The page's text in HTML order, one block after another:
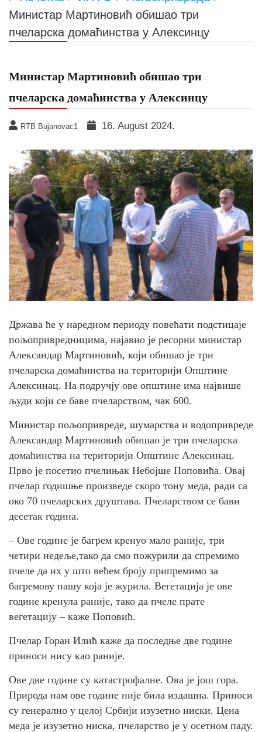
Министар Мартиновић обишао три
пчеларска домаћинства у Алексинцу
Министар Мартиновић обишао три
пчеларска домаћинства у Алексинцу
RTB Bujanovac1 16. August 2024.
Држава ће у наредном периоду повећати подстицаје
пољопривредницима, најавио је ресорни министар
Александар Мартиновић, који обишао је три
пчеларска домаћинства на територији Општине
Алексинац. На подручју ове општине има највише
људи који се баве пчеларством, чак 600.
Министар пољопривреде, шумарства и водопривреде
Александар Мартиновић обишао је три пчеларска
домаћинства на територији Општине Алексинац.
Прво је посетио пчелињак Небојше Поповића. Овај
пчелар годишње произведе скоро тону меда, ради са
око 70 пчеларских друштава. Пчеларством се бави
десетак година.
– Ове године је багрем кренуо мало раније, три
четири недеље,тако да смо пожурили да спремимо
пчеле да их у што већем броју припремимо за
багремову пашу која је журила. Вегетација је ове
године кренула раније, тако да пчеле прате
вегетацију – каже Поповић.
Пчелар Горан Илић каже да последње две године
приноси нису као раније.
Ове две године су катастрофалне. Ова је још гора.
Природа нам ове године није била издашна. Приноси
су генерално у целој Србији изузетно ниски. Цена
меда је изузетно ниска, пчеларство је у осетном паду.